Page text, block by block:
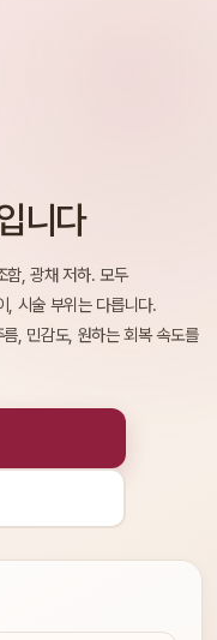
니다
함, 광채 저하. 모두
, 시술 부위는 다릅니다.
, 민감도, 원하는 회복 속도를